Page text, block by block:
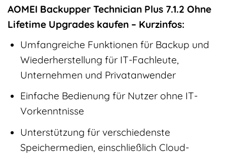
AOMEI Backupper Technician Plus 7.1.2 Ohne
Lifetime Upgrades kaufen – Kurzinfos:
Umfangreiche Funktionen für Backup und
Wiederherstellung für IT-Fachleute,
Unternehmen und Privatanwender
Einfache Bedienung für Nutzer ohne IT-
Vorkenntnisse
Unterstützung für verschiedenste
Speichermedien, einschließlich Cloud-